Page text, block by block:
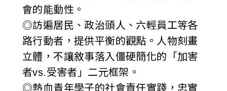
會的能動性。
◎訪遍居民、政治頭人、六輕員工等各
路行動者，提供平衡的觀點。人物刻畫
立體，不讓敘事落入僵硬簡化的「加害
者vs.受害者」二元框架。
◎熱血青年學子的社會責任實踐，忠實